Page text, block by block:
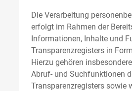
Die Verarbeitung
erfolgt im Rahmen der
Informationen, Inhalte und
Transparenzregisters in
Hierzu gehören
Abruf- und Suchfunktionen
Transparenzregisters sowie